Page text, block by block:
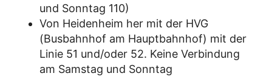
und Sonntag 110)
Von Heidenheim her mit der HVG
(Busbahnhof am Hauptbahnhof) mit der
Linie 51 und/oder 52. Keine Verbindung
am Samstag und Sonntag